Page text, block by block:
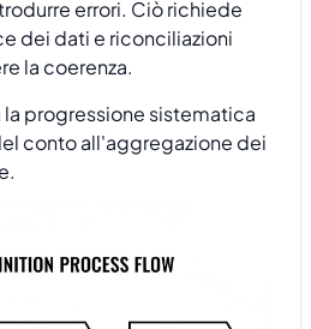
errori. Ciò richiede
dei dati e riconciliazioni
la coerenza.
progressione sistematica
conto all'aggregazione dei